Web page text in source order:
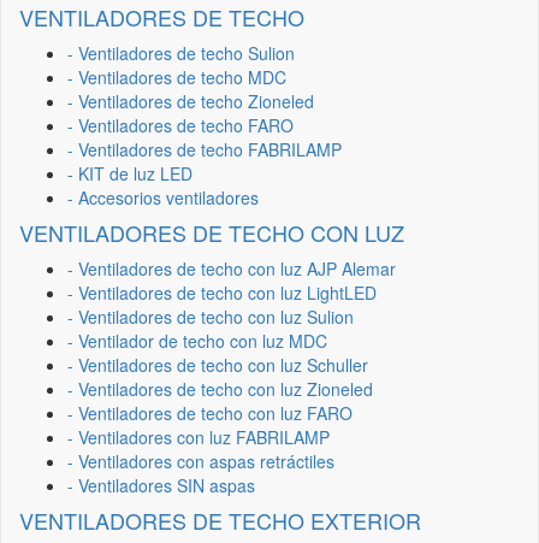
VENTILADORES DE TECHO
- Ventiladores de techo Sulion
- Ventiladores de techo MDC
- Ventiladores de techo Zioneled
- Ventiladores de techo FARO
- Ventiladores de techo FABRILAMP
- KIT de luz LED
- Accesorios ventiladores
VENTILADORES DE TECHO CON LUZ
- Ventiladores de techo con luz AJP Alemar
- Ventiladores de techo con luz LightLED
- Ventiladores de techo con luz Sulion
- Ventilador de techo con luz MDC
- Ventiladores de techo con luz Schuller
- Ventiladores de techo con luz Zioneled
- Ventiladores de techo con luz FARO
- Ventiladores con luz FABRILAMP
- Ventiladores con aspas retráctiles
- Ventiladores SIN aspas
VENTILADORES DE TECHO EXTERIOR